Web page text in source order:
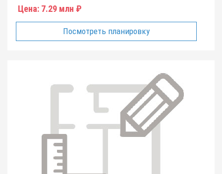
Цена: 7.29 млн ₽
Посмотреть планировку